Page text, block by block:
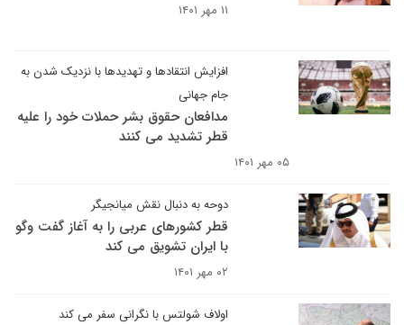
۱۱ مهر ۱۴۰۱
افزایش انتقادها و تهدیدها با نزدیک شدن به
جام جهانی
مدافعان حقوق بشر حملات خود را علیه
قطر تشدید می کنند
۰۵ مهر ۱۴۰۱
دوحه به دنبال نقش میانجیگر
قطر کشورهای عربی را به آغاز گفت وگو
با ایران تشویق می کند
۰۲ مهر ۱۴۰۱
اولاف شولتس با نگرانی سفر می کند